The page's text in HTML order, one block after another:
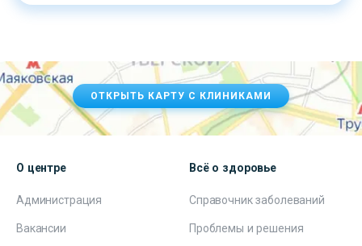
ОТКРЫТЬ КАРТУ С КЛИНИКАМИ
О центре
Администрация
Вакансии
Всё о здоровье
Справочник заболеваний
Проблемы и решения